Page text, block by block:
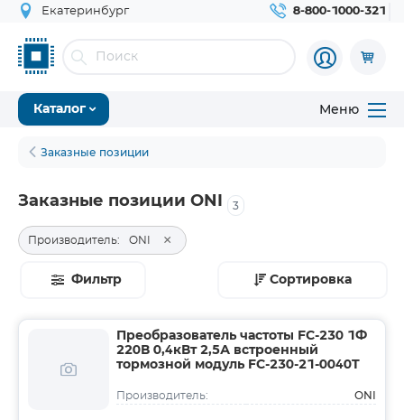
Екатеринбург 8-800-1000-321
Каталог Меню
Заказные позиции
Заказные позиции ONI 3
Производитель: ONI ×
Фильтр Сортировка
Преобразователь частоты FC-230 1Ф
220В 0,4кВт 2,5А встроенный
тормозной модуль FC-230-21-0040T
Производитель: ONI